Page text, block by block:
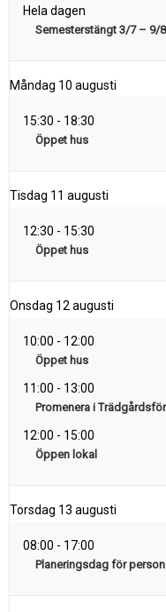
Hela dagen
Semesterstängt 3/7 – 9/8
Måndag 10 augusti
15:30 - 18:30
Öppet hus
Tisdag 11 augusti
12:30 - 15:30
Öppet hus
Onsdag 12 augusti
10:00 - 12:00
Öppet hus
11:00 - 13:00
Promenera i
12:00 - 15:00
Öppen lokal
Torsdag 13 augusti
08:00 - 17:00
Planeringsdag för